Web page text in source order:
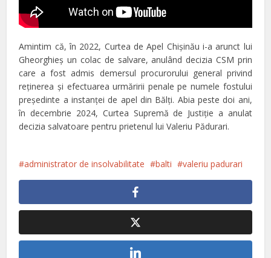
Amintim că, în 2022, Curtea de Apel Chişinău i-a arunct lui
Gheorghieş un colac de salvare, anulând decizia CSM prin
care a fost admis demersul procurorului general privind
reţinerea şi efectuarea urmăririi penale pe numele fostului
preşedinte a instanţei de apel din Bălţi. Abia peste doi ani,
în decembrie 2024, Curtea Supremă de Justiţie a anulat
decizia salvatoare pentru prietenul lui Valeriu Pădurari.
administrator de insolvabilitate balti valeriu padurari